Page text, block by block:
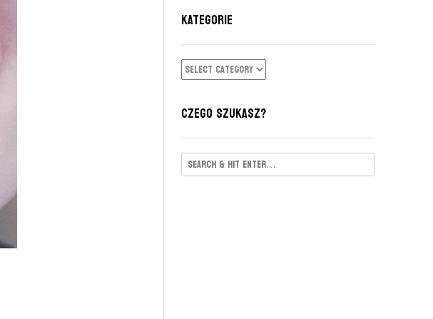
KATEGORIE
KATEGORIE
CZEGO SZUKASZ?